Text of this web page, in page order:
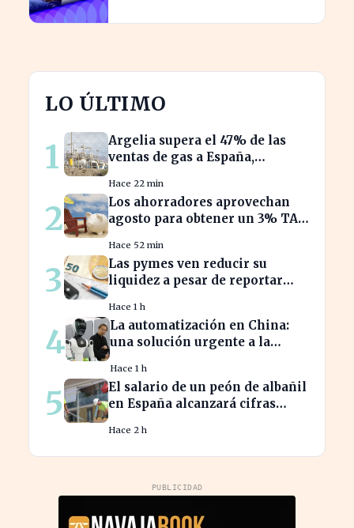
LO ÚLTIMO
1
Argelia supera el 47% de las
ventas de gas a España,
proveedores
Hace 22 min
2
Los ahorradores aprovechan
agosto para obtener un 3% TAE
Hace 52 min
3
Las pymes ven reducir su
liquidez a pesar de reportar
trimestre
Hace 1 h
4
La automatización en China:
una solución urgente a la
Hace 1 h
5
El salario de un peón de albañil
en España alcanzará cifras
Hace 2 h
PUBLICIDAD